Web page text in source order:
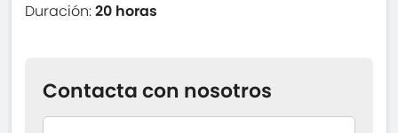
Duración:20 horas
Contacta con nosotros